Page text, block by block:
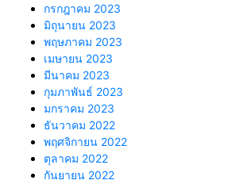
กรกฎาคม 2023
มิถุนายน 2023
พฤษภาคม 2023
เมษายน 2023
มีนาคม 2023
กุมภาพันธ์ 2023
มกราคม 2023
ธันวาคม 2022
พฤศจิกายน 2022
ตุลาคม 2022
กันยายน 2022